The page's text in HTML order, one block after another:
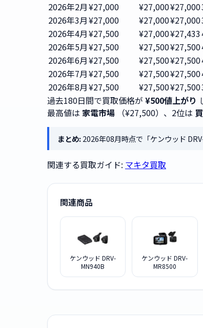
2026年2月¥27,000 ¥27,000¥27,000
2026年3月¥27,000 ¥27,000¥27,000
2026年4月¥27,500 ¥27,000¥27,433
2026年5月¥27,500 ¥27,500¥27,500
2026年6月¥27,500 ¥27,500¥27,500
2026年7月¥27,500 ¥27,500¥27,500
2026年8月¥27,500 ¥27,500¥27,500
過去180日間で買取価格が ¥500値上がり
最高値は 家電市場 （¥27,500）、2位は
まとめ:2026年08月時点で「ケンウッド
関連する買取ガイド: マキタ買取
関連商品
ケンウッド DRV-
MN940B
ケンウッド DRV-
MR8500